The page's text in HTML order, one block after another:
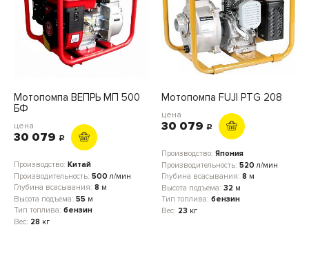
Мотопомпа ВЕПРЬ МП 500
БФ
цена
30 079 c
Производство: Китай
Производительность: 500 л/мин
Глубина всасывания: 8 м
Высота подъема: 55 м
Тип топлива: бензин
Вес: 28 кг
Мотопомпа FUJI PTG 208
цена
30 079 c
Производство: Япония
Производительность: 520 л/мин
Глубина всасывания: 8 м
Высота подъема: 32 м
Тип топлива: бензин
Вес: 23 кг